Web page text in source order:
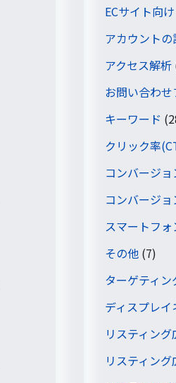
ECサイト向け
アカウントの
アクセス解析
お問い合わ
キーワード
クリック率
コンバージョ
コンバージ
スマートフォ
その他(7)
ターゲティン
ディスプレ
リスティング
リスティン